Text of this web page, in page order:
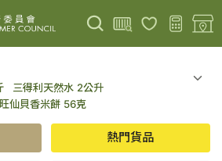
圖片 掃描條碼
三得利天然水 2公升
仙貝香米餅 56克
升 x 6
金象牌頂上茉莉香米 5公斤
熱門貨品